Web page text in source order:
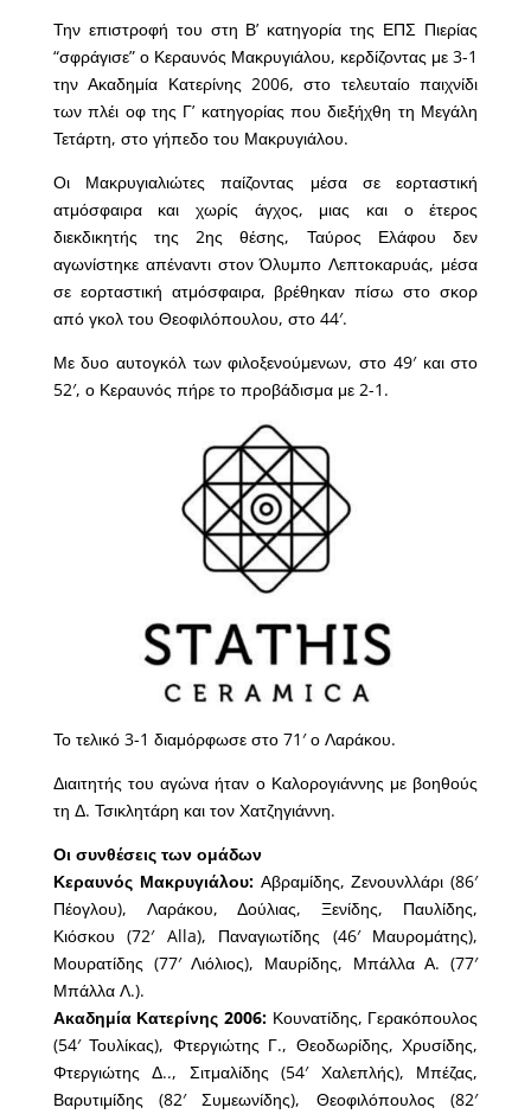
Την επιστροφή του στη Β’ κατηγορία της ΕΠΣ Πιερίας
“σφράγισε” ο Κεραυνός Μακρυγιάλου, κερδίζοντας με 3-1
την Ακαδημία Κατερίνης 2006, στο τελευταίο παιχνίδι
των πλέι οφ της Γ’ κατηγορίας που διεξήχθη τη Μεγάλη
Τετάρτη, στο γήπεδο του Μακρυγιάλου.
Οι Μακρυγιαλιώτες παίζοντας μέσα σε εορταστική
ατμόσφαιρα και χωρίς άγχος, μιας και ο έτερος
διεκδικητής της 2ης θέσης, Ταύρος Ελάφου δεν
αγωνίστηκε απέναντι στον Όλυμπο Λεπτοκαρυάς, μέσα
σε εορταστική ατμόσφαιρα, βρέθηκαν πίσω στο σκορ
από γκολ του Θεοφιλόπουλου, στο 44′.
Με δυο αυτογκόλ των φιλοξενούμενων, στο 49′ και στο
52′, ο Κεραυνός πήρε το προβάδισμα με 2-1.
Το τελικό 3-1 διαμόρφωσε στο 71′ ο Λαράκου.
Διαιτητής του αγώνα ήταν ο Καλορογιάννης με βοηθούς
τη Δ. Τσικλητάρη και τον Χατζηγιάννη.
Οι συνθέσεις των ομάδων
Κεραυνός Μακρυγιάλου:Αβραμίδης, Ζενουνλλάρι (86′
Πέογλου), Λαράκου, Δούλιας, Ξενίδης, Παυλίδης,
Κιόσκου (72′ Alla), Παναγιωτίδης (46′ Μαυρομάτης),
Μουρατίδης (77′ Λιόλιος), Μαυρίδης, Μπάλλα Α. (77′
Μπάλλα Λ.).
Ακαδημία Κατερίνης 2006: Κουνατίδης, Γερακόπουλος
(54′ Τουλίκας), Φτεργιώτης Γ., Θεοδωρίδης, Χρυσίδης,
Φτεργιώτης Δ.., Σιτμαλίδης (54′ Χαλεπλής), Μπέζας,
Βαρυτιμίδης (82′ Συμεωνίδης), Θεοφιλόπουλος (82′